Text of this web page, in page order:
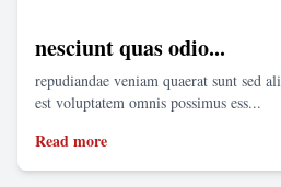
nesciunt quas odio...
repudiandae veniam quaerat sunt sed
est voluptatem omnis possimus ess...
Read more